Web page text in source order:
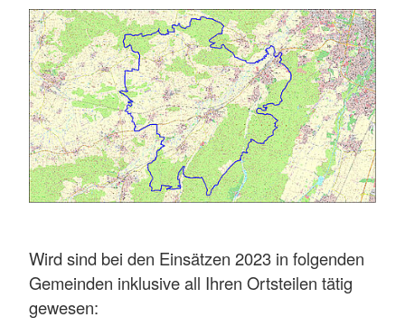
Wir wurden zu folgenden Einsatzstichwörtern
alarmiert:
Herz/Kreislaufstörung mit vitaler
Bedrohung
Bewussteinsstörung mit vitaler Bedrohung
Herz/Kreislaufstörung
Sonstiges Ereignis
Atmung mit vitaler Bedrohung
Wird sind bei den Einsätzen 2023 in folgenden
Gemeinden inklusive all Ihren Ortsteilen tätig
gewesen: